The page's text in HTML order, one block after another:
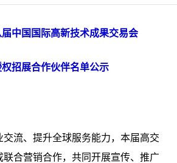
中国国际高新技术成果交易会
权招展合作伙伴名单公示
交流、提升全球服务能力，本届高交
联合营销合作，共同开展宣传、推广